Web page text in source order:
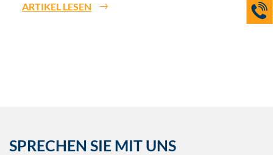
ARTIKEL LESEN
SPRECHEN SIE MIT UNS